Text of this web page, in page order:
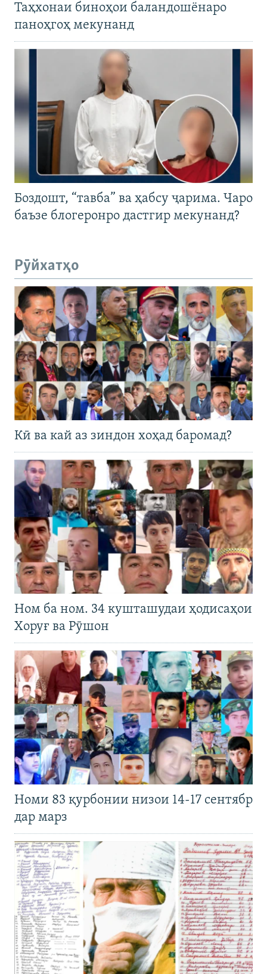
Таҳхонаи биноҳои баландошёнаро
паноҳгоҳ мекунанд
Боздошт, “тавба” ва ҳабсу ҷарима. Чаро
баъзе блогеронро дастгир мекунанд?
Рӯйхатҳо
Кӣ ва кай аз зиндон хоҳад баромад?
Ном ба ном. 34 кушташудаи ҳодисаҳои
Хоруғ ва Рӯшон
Номи 83 қурбонии низои 14-17 сентябр
дар марз